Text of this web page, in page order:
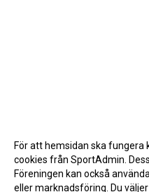
För att hemsidan ska fungera
cookies från SportAdmin.
Föreningen kan också
eller marknadsföring. Du